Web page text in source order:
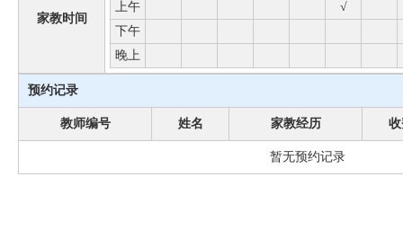
家教时间
上午
√
下午
晚上
预约记录
教师编号 姓名 家教经历
暂无预约记录